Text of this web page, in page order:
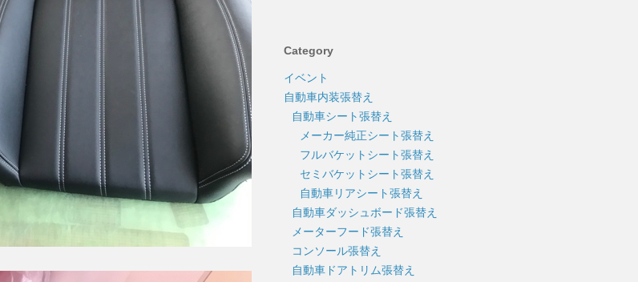
Category
イベント
自動車内装張替え
自動車シート張替え
メーカー純正シート張替え
フルバケットシート張替え
セミバケットシート張替え
自動車リアシート張替え
自動車ダッシュボード張替え
メーターフード張替え
コンソール張替え
自動車ドアトリム張替え